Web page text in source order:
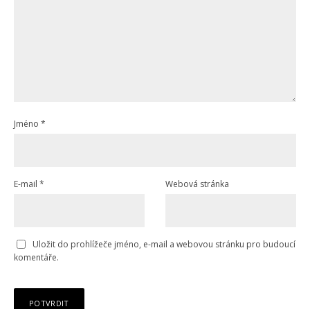
Jméno *
E-mail * Webová stránka
Uložit do prohlížeče jméno, e-mail a webovou stránku pro budoucí
komentáře.